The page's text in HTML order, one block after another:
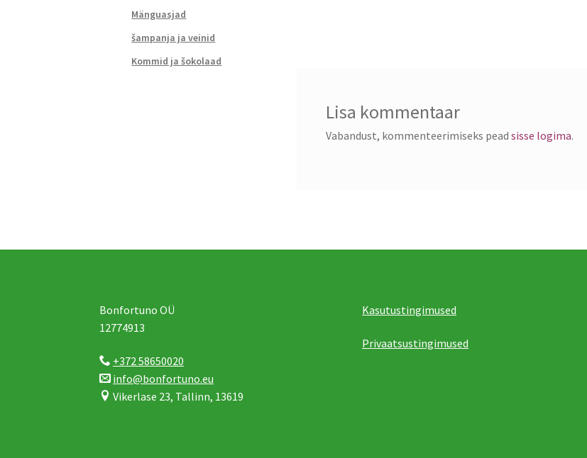
Lisa kommentaar
Vabandust, kommenteerimiseks peadsisse logima.
Mänguasjad
šampanja ja veinid
Kommid ja šokolaad
Bonfortuno OÜ
12774913
+372 58650020
info@bonfortuno.eu
Vikerlase 23, Tallinn, 13619
Kasutustingimused
Privaatsustingimused